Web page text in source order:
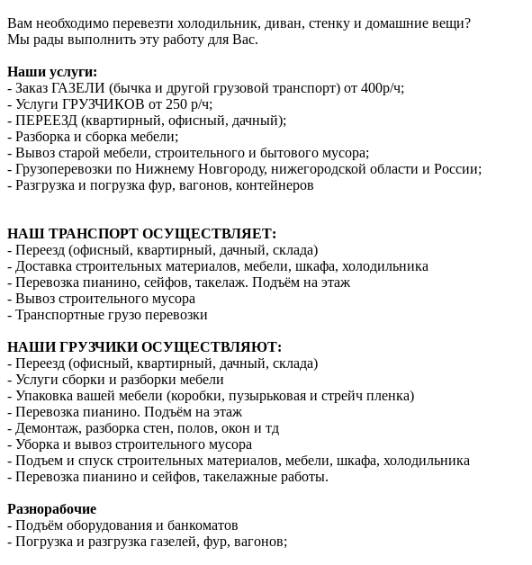
Вам необходимо перевезти холодильник, диван, стенку и домашние вещи?
Мы рады выполнить эту работу для Вас.
Наши услуги:
- Заказ ГАЗЕЛИ (бычка и другой грузовой транспорт) от 400р/ч;
- Услуги ГРУЗЧИКОВ от 250 р/ч;
- ПЕРЕЕЗД (квартирный, офисный, дачный);
- Разборка и сборка мебели;
- Вывоз старой мебели, строительного и бытового мусора;
- Грузоперевозки по Нижнему Новгороду, нижегородской области и России;
- Разгрузка и погрузка фур, вагонов, контейнеров
НАШ ТРАНСПОРТ ОСУЩЕСТВЛЯЕТ:
- Переезд (офисный, квартирный, дачный, склада)
- Доставка строительных материалов, мебели, шкафа, холодильника
- Перевозка пианино, сейфов, такелаж. Подъём на этаж
- Вывоз строительного мусора
- Транспортные грузо перевозки
НАШИ ГРУЗЧИКИ ОСУЩЕСТВЛЯЮТ:
- Переезд (офисный, квартирный, дачный, склада)
- Услуги сборки и разборки мебели
- Упаковка вашей мебели (коробки, пузырьковая и стрейч пленка)
- Перевозка пианино. Подъём на этаж
- Демонтаж, разборка стен, полов, окон и тд
- Уборка и вывоз строительного мусора
- Подъем и спуск строительных материалов, мебели, шкафа, холодильника
- Перевозка пианино и сейфов, такелажные работы.
Разнорабочие
- Подъём оборудования и банкоматов
- Погрузка и разгрузка газелей, фур, вагонов;